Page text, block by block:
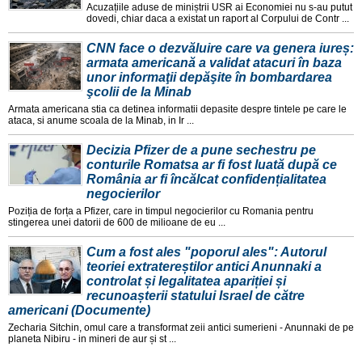
Acuzațiile aduse de miniștrii USR ai Economiei nu s-au putut
dovedi, chiar daca a existat un raport al Corpului de Contr ...
CNN face o dezvăluire care va genera iureș:
armata americană a validat atacuri în baza
unor informaţii depăşite în bombardarea
şcolii de la Minab
Armata americana stia ca detinea informatii depasite despre tintele pe care le
ataca, si anume scoala de la Minab, in Ir ...
Decizia Pfizer de a pune sechestru pe
conturile Romatsa ar fi fost luată după ce
România ar fi încălcat confidențialitatea
negocierilor
Poziția de forța a Pfizer, care in timpul negocierilor cu Romania pentru
stingerea unei datorii de 600 de milioane de eu ...
Cum a fost ales "poporul ales": Autorul
teoriei extratereștilor antici Anunnaki a
controlat și legalitatea apariției și
recunoașterii statului Israel de către
americani (Documente)
Zecharia Sitchin, omul care a transformat zeii antici sumerieni - Anunnaki de pe
planeta Nibiru - in mineri de aur și st ...